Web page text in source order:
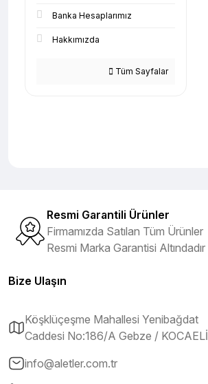
Banka Hesaplarımız
Hakkımızda
Tüm Sayfalar
Resmi Garantili Ürünler
Firmamızda Satılan Tüm Ürünler
Resmi Marka Garantisi Altındadır
Bize Ulaşın
Köşklüçeşme Mahallesi Yenibağdat
Caddesi No:186/A Gebze / KOCAELİ
info@aletler.com.tr